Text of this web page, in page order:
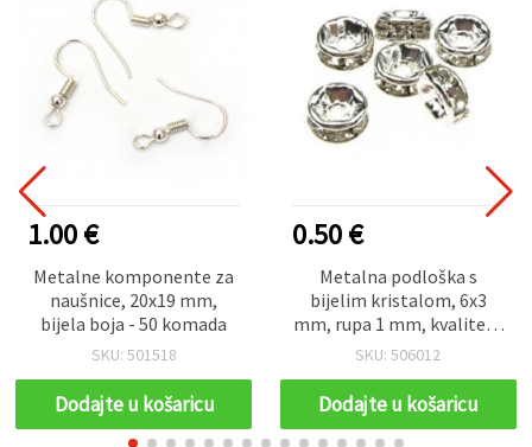
1.00 €
Metalne komponente za
naušnice, 20x19 mm,
bijela boja - 50 komada
SKU: 501518
Dodajte u košaricu
0.50 €
Metalna podloška s
bijelim kristalom, 6x3
mm, rupa 1 mm, kvaliteta
A, bijela boja, 10 kom, za
SKU: 506012
Dodajte u košaricu